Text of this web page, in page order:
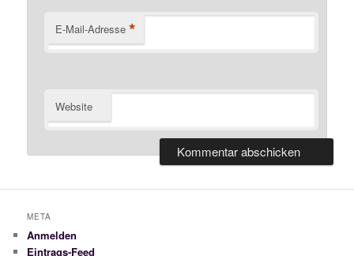
E-Mail-Adresse *
Website
META
Anmelden
Eintrags-Feed